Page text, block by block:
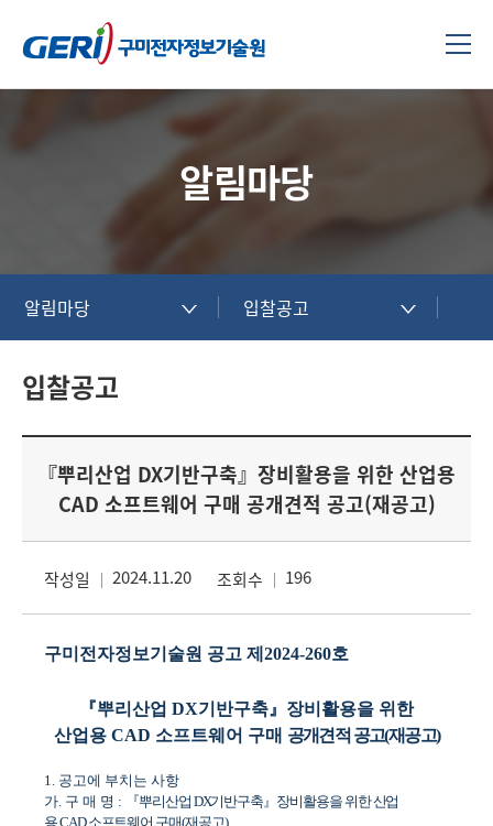
알림마당
알림마당 입찰공고
입찰공고
『뿌리산업 DX기반구축』장비활용을 위한 산업용
CAD 소프트웨어 구매 공개견적 공고(재공고)
작성일 2024.11.20 조회수 196
구미전자정보기술원 공고 제 2024-260호
『뿌리산업 DX기반구축 』 장비활용을 위한
산업용 CAD 소프트웨어 구매 공개견적 공고(재공고)
1. 공고에 부치는 사항
가 구 매 명 : 『뿌리산업 DX기반구축 』 장비활용을 위한 산업
용CAD소프트웨어 구매(재공고)